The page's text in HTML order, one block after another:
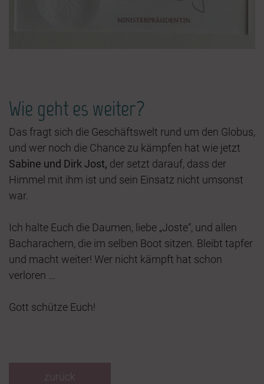
Wie geht es weiter?
Das fragt sich die Geschäftswelt rund um den Globus,
und wer noch die Chance zu kämpfen hat wie jetzt
Sabine und Dirk Jost, der setzt darauf, dass der
Himmel mit ihm ist und sein Einsatz nicht umsonst
war.
Ich halte Euch die Daumen, liebe „Joste“, und allen
Bacharachern, die im selben Boot sitzen. Bleibt tapfer
und macht weiter! Wer nicht kämpft hat schon
verloren …
Gott schütze Euch!
zurück